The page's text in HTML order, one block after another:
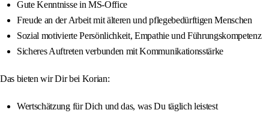
Gute Kenntnisse in MS-Office
Freude an der Arbeit mit älteren und pflegebedürftigen Menschen
Sozial motivierte Persönlichkeit, Empathie und Führungskompetenz
Sicheres Auftreten verbunden mit Kommunikationsstärke
Das bieten wir Dir bei Korian:
Wertschätzung für Dich und das, was Du täglich leistest